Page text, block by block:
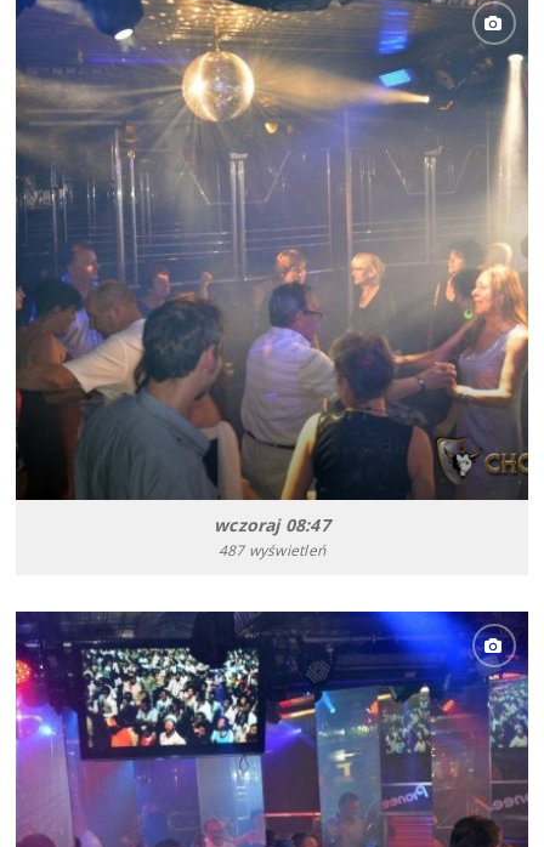
wczoraj 08:47
487 wyświetleń